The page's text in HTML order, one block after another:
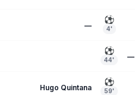
—
⚽
4'
⚽
44' —
Hugo Quintana
⚽
59'